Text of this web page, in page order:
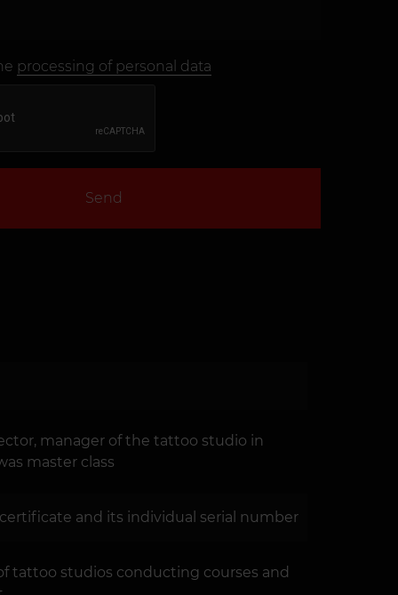
processing of personal data
Send
manager of the tattoo studio in
master class
and its individual serial number
tattoo studios conducting courses and